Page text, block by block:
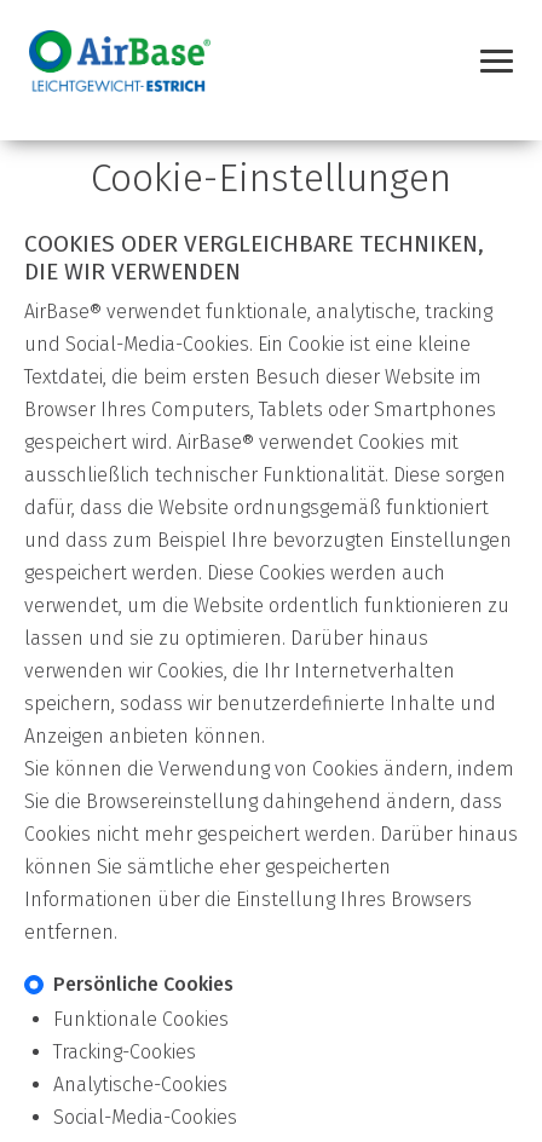
Cookie-Einstellungen
COOKIES ODER VERGLEICHBARE TECHNIKEN,
DIE WIR VERWENDEN
AirBase® verwendet funktionale, analytische, tracking
und Social-Media-Cookies. Ein Cookie ist eine kleine
Textdatei, die beim ersten Besuch dieser Website im
Browser Ihres Computers, Tablets oder Smartphones
gespeichert wird. AirBase® verwendet Cookies mit
ausschließlich technischer Funktionalität. Diese sorgen
dafür, dass die Website ordnungsgemäß funktioniert
und dass zum Beispiel Ihre bevorzugten Einstellungen
gespeichert werden. Diese Cookies werden auch
verwendet, um die Website ordentlich funktionieren zu
lassen und sie zu optimieren. Darüber hinaus
verwenden wir Cookies, die Ihr Internetverhalten
speichern, sodass wir benutzerdefinierte Inhalte und
Anzeigen anbieten können.
Sie können die Verwendung von Cookies ändern, indem
Sie die Browsereinstellung dahingehend ändern, dass
Cookies nicht mehr gespeichert werden. Darüber hinaus
können Sie sämtliche eher gespeicherten
Informationen über die Einstellung Ihres Browsers
entfernen.
Persönliche Cookies
Funktionale Cookies
Tracking-Cookies
Analytische-Cookies
Social-Media-Cookies